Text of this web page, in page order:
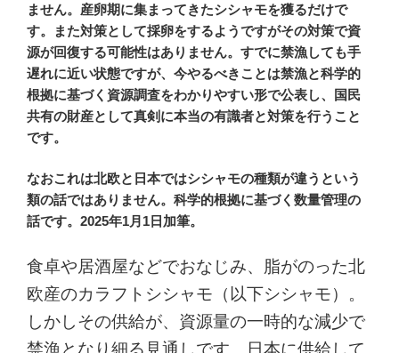
ません。産卵期に集まってきたシシャモを獲るだけで
す。また対策として採卵をするようですがその対策で資
源が回復する可能性はありません。すでに禁漁しても手
遅れに近い状態ですが、今やるべきことは禁漁と科学的
根拠に基づく資源調査をわかりやすい形で公表し、国民
共有の財産として真剣に本当の有識者と対策を行うこと
です。
なおこれは北欧と日本ではシシャモの種類が違うという
類の話ではありません。科学的根拠に基づく数量管理の
話です。2025年1月1日加筆。
食卓や居酒屋などでおなじみ、脂がのった北
欧産のカラフトシシャモ（以下シシャモ）。
しかしその供給が、資源量の一時的な減少で
禁漁となり細る見通しです。日本に供給して